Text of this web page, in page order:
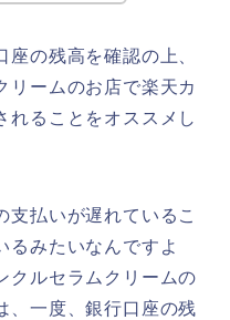
の残高を確認の上、
リームのお店で楽天カ
れることをオススメし
支払いが遅れているこ
るみたいなんですよ
クルセラムクリームの
、一度、銀行口座の残